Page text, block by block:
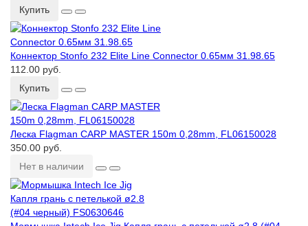
Купить
Коннектор Stonfo 232 Elite Line Connector 0.65мм 31.98.65
112.00 руб.
Купить
Леска Flagman CARP MASTER 150m 0,28mm, FL06150028
350.00 руб.
Нет в наличии